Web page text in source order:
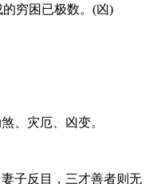
穷困已极数。(凶)
灾厄、凶变。
子反目，三才善者则无